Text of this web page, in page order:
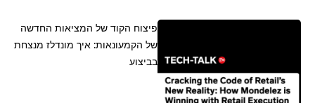
פיצוח הקוד של המציאות החדשה
של הקמעונאות: איך מונדלז מנצחת
בביצוע